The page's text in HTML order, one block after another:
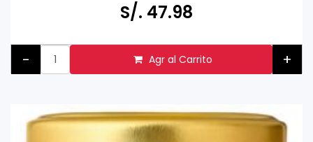
S/. 47.98
- Agr al Carrito +